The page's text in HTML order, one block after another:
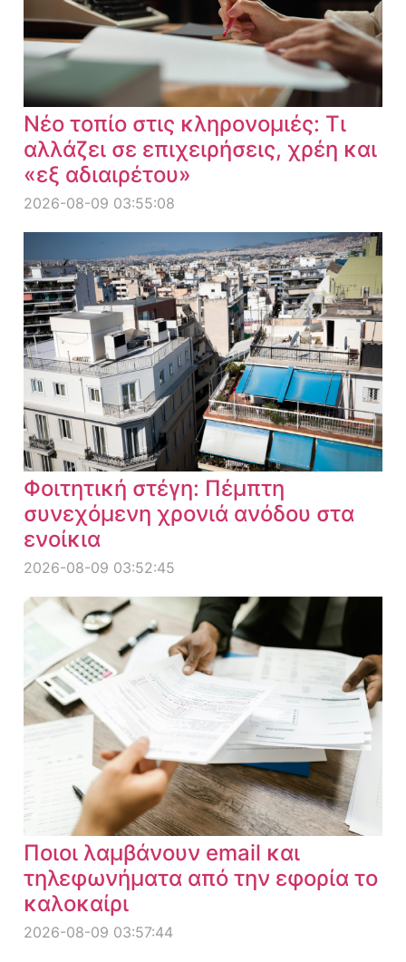
Νέο τοπίο στις κληρονομιές: Τι
αλλάζει σε επιχειρήσεις, χρέη και
«εξ αδιαιρέτου»
2026-08-09 03:55:08
Φοιτητική στέγη: Πέμπτη
συνεχόμενη χρονιά ανόδου στα
ενοίκια
2026-08-09 03:52:45
Ποιοι λαμβάνουν email και
τηλεφωνήματα από την εφορία το
καλοκαίρι
2026-08-09 03:57:44